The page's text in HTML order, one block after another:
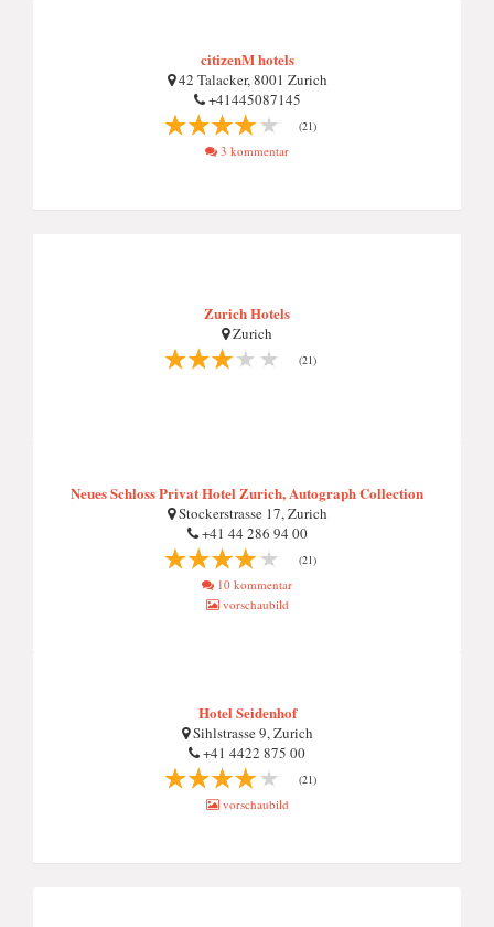
citizenM hotels
42 Talacker, 8001 Zurich
+41445087145
(21)
3 kommentar
Zurich Hotels
Zurich
(21)
Neues Schloss Privat Hotel Zurich, Autograph Collection
Stockerstrasse 17, Zurich
+41 44 286 94 00
(21)
10 kommentar
vorschaubild
Hotel Seidenhof
Sihlstrasse 9, Zurich
+41 4422 875 00
(21)
vorschaubild